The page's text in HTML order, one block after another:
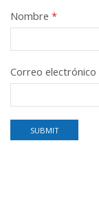
Nombre *
Correo electrónico